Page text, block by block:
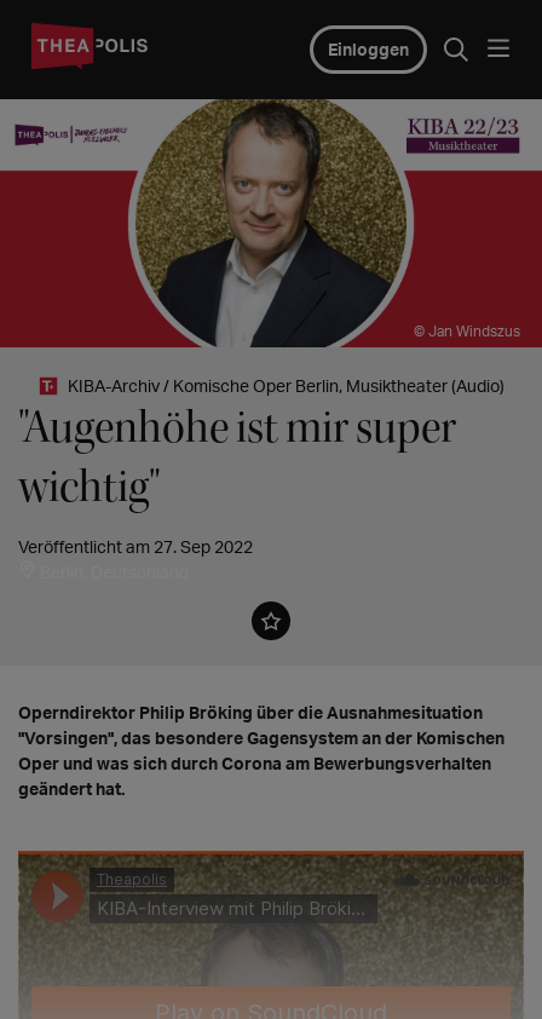
Einloggen
© Jan Windszus
KIBA-Archiv / Komische Oper Berlin, Musiktheater (Audio)
"Augenhöhe ist mir super
wichtig"
Veröffentlicht am 27. Sep 2022
Operndirektor Philip Bröking über die Ausnahmesituation
"Vorsingen", das besondere Gagensystem an der Komischen
Oper und was sich durch Corona am Bewerbungsverhalten
geändert hat.